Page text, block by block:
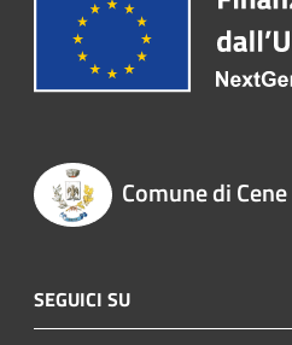
Comune di Cene
SEGUICI SU